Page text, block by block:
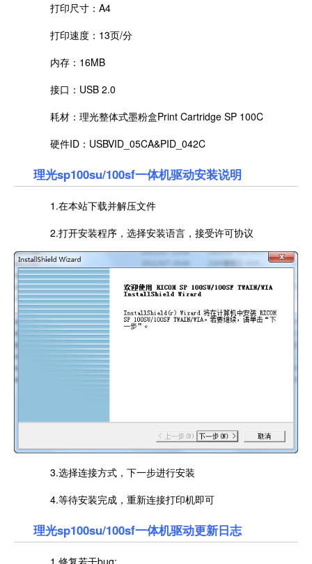
打印尺寸：A4
打印速度：13页/分
内存：16MB
接口：USB 2.0
耗材：理光整体式墨粉盒Print Cartridge SP 100C
硬件ID：USBVID_05CA&PID_042C
理光sp100su/100sf一体机驱动安装说明
1.在本站下载并解压文件
2.打开安装程序，选择安装语言，接受许可协议
3.选择连接方式，下一步进行安装
4.等待安装完成，重新连接打印机即可
理光sp100su/100sf一体机驱动更新日志
1.修复若干bug;